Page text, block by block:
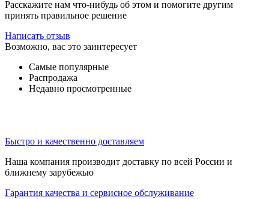
Расскажите нам что-нибудь об этом и помогите другим
принять правильное решение
Написать отзыв
Возможно, вас это заинтересует
Самые популярные
Распродажа
Недавно просмотренные
Быстро и качественно доставляем
Наша компания производит доставку по всей России и
ближнему зарубежью
Гарантия качества и сервисное обслуживание